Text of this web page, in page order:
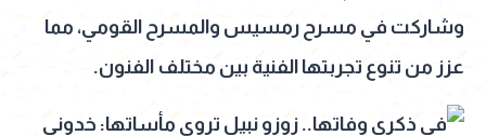
وشاركت في مسرح رمسيس والمسرح القومي، مما
عزز من تنوع تجربتها الفنية بين مختلف الفنون.